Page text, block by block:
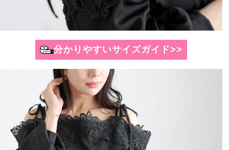
分かりやすいサイズガイド>>